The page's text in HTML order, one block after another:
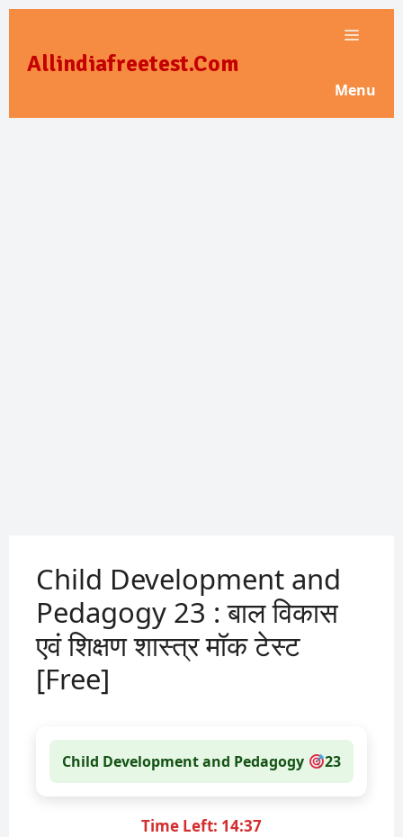
content
Allindiafreetest.Com
Menu
Child Development and
Pedagogy 23 : बाल विकास
एवं शिक्षण शास्त्र मॉक टेस्ट
[Free]
Child Development and Pedagogy 23
Time Left: 14:37